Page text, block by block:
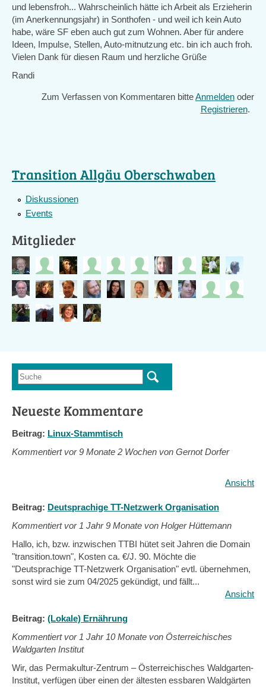
und lebensfroh... Wahrscheinlich hätte ich Arbeit als Erzieherin
(im Anerkennungsjahr) in Sonthofen - und weil ich kein Auto
habe, wäre SF eben auch gut zum Wohnen. Aber für andere
Ideen, Impulse, Stellen, Auto-mitnutzung etc. bin ich auch froh.
Vielen Dank für diesen Raum und herzliche Grüße
Randi
Zum Verfassen von Kommentaren bitteAnmelden oder
Registrieren.
Transition Allgäu Oberschwaben
Diskussionen
Events
Mitglieder
Suchformular
Suche
Neueste Kommentare
Beitrag: Linux-Stammtisch
Kommentiert vor9 Monate 2 Wochen von Gernot Dorfer
Ansicht
Beitrag: Deutsprachige TT-Netzwerk Organisation
Kommentiert vor 1 Jahr 9 Monate von Holger Hüttemann
Hallo, ich, bzw. inzwischen TTBI hütet seit Jahren die Domain
"transition.town", Kosten ca. €/J. 90. Möchte die
"Deutsprachige TT-Netzwerk Organisation" evtl. übernehmen,
sonst wird sie zum 04/2025 gekündigt, und fällt...
Ansicht
Beitrag: (Lokale) Ernährung
Kommentiert vor 1 Jahr 10 Monate von Österreichisches
Waldgarten Institut
Wir, das Permakultur-Zentrum – Österreichisches Waldgarten-
Institut, verfügen über einen der ältesten essbaren Waldgärten